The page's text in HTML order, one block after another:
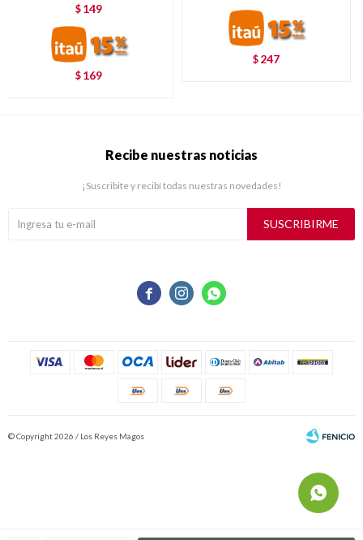
$ 149
$ 169
$ 247
  
Recibe nuestras noticias
¡Suscribite y recibí todas nuestras novedades!
SUSCRIBIRME
© Copyright 2026 / Los Reyes Magos